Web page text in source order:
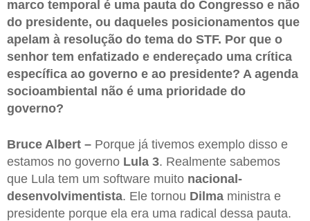
marco temporal é uma pauta do Congresso e não
do presidente, ou daqueles posicionamentos que
apelam à resolução do tema do STF. Por que o
senhor tem enfatizado e endereçado uma crítica
específica ao governo e ao presidente? A agenda
socioambiental não é uma prioridade do
governo?
Bruce Albert – Porque já tivemos exemplo disso e
estamos no governo Lula 3. Realmente sabemos
que Lula tem um software muito nacional-
desenvolvimentista. Ele tornou Dilma ministra e
presidente porque ela era uma radical dessa pauta.